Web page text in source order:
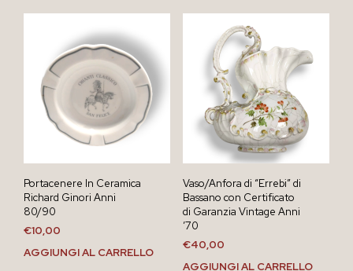
Portacenere In Ceramica
Richard Ginori Anni
80/90
€10,00
AGGIUNGI AL CARRELLO
Vaso/Anfora di “Errebi” di
Bassano con Certificato
di Garanzia Vintage Anni
’70
€40,00
AGGIUNGI AL CARRELLO